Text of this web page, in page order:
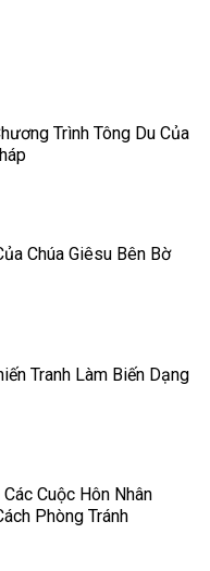
Trình Tông Du Của
Chúa Giêsu Bên Bờ
Tranh Làm Biến Dạng
Cuộc Hôn Nhân
Phòng Tránh